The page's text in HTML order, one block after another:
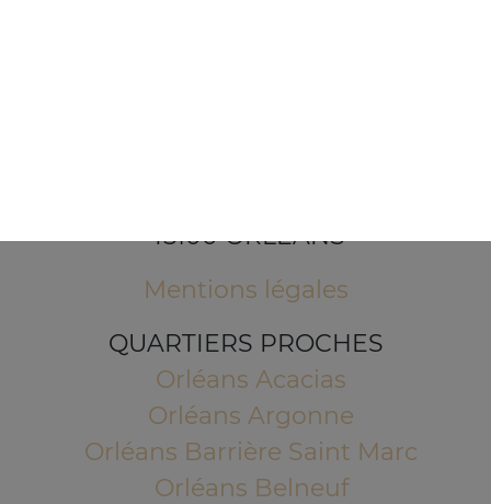
45100 ORLEANS
Mentions légales
QUARTIERS PROCHES
Orléans Acacias
Orléans Argonne
Orléans Barrière Saint Marc
Orléans Belneuf